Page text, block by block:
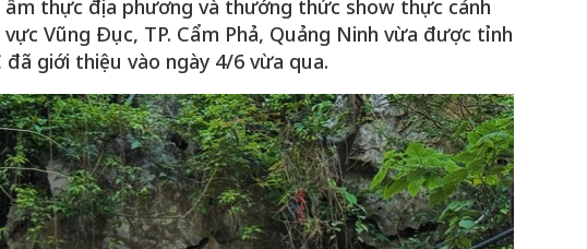
thực địa phương và thưởng thức show thực cảnh
Vũng Đục, TP. Cẩm Phả, Quảng Ninh vừa được tỉnh
giới thiệu vào ngày 4/6 vừa qua.